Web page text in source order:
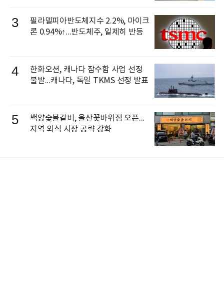
3
필라델피아반도체지수 2.2%, 마이크
론 0.94%↑...반도체주, 일제히 반등
4
한화오션, 캐나다 잠수함 사업 선정
불발...캐나다, 독일 TKMS 선정 발표
5
백양숯불갈비, 울산꽃바위점 오픈...
지역 외식 시장 공략 강화